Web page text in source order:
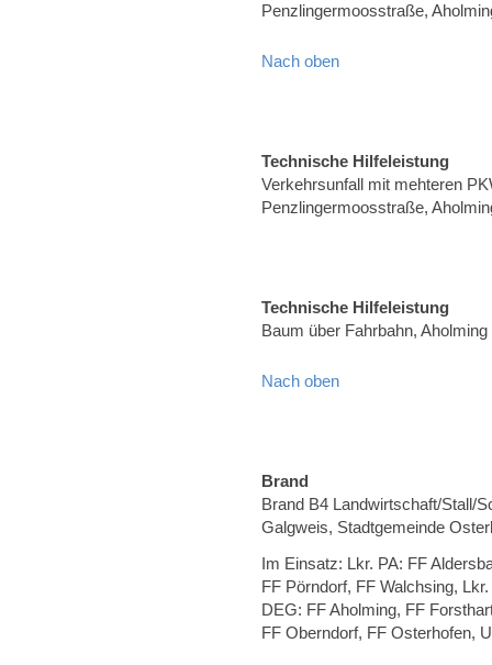
Penzlingermoosstraße,
Nach oben
Technische Hilfeleistung
Verkehrsunfall mit mehteren
Penzlingermoosstraße,
Technische Hilfeleistung
Baum über Fahrbahn, Aholming
Nach oben
Brand
Brand B4 Landwirtschaft/Stall/
Galgweis, Stadtgemeinde
Im Einsatz: Lkr. PA: FF
FF Pörndorf, FF Walchsing,
DEG: FF Aholming, FF
FF Oberndorf, FF Osterhofen,